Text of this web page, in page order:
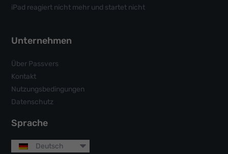
iPad reagiert nicht mehr und startet nicht
Unternehmen
Über Passvers
Kontakt
Nutzungsbedingungen
Datenschutz
Sprache
Deutsch